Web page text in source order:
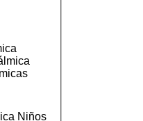
Niños